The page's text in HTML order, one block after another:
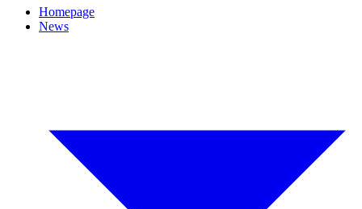
Homepage
News